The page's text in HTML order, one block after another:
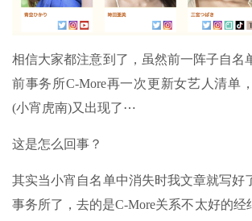
相信大家都注意到了，虽然前一阵子自名
前事务所C-More再一次更新女艺人清单
(小宵虎南)又出现了⋯
这是怎么回事？
其实当小宵自名单中消失时我文章就写好
事务所了，去的是C-More关系不太好的经